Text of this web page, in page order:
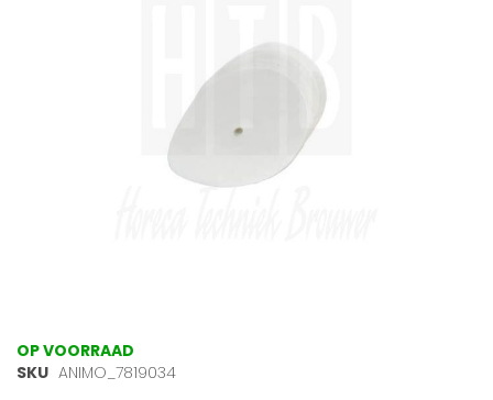
Ga
naar
OP VOORRAAD
SKU ANIMO_7819034